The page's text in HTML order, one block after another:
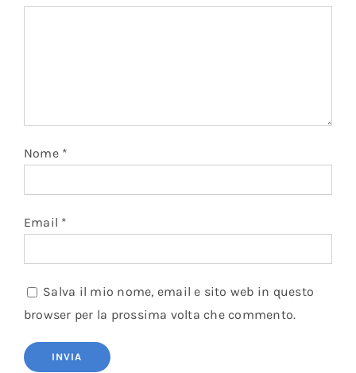
Nome *
Email *
Salva il mio nome, email e sito web in questo
browser per la prossima volta che commento.